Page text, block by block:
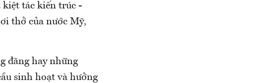
kiệt tác kiến trúc -
thở của nước Mỹ,
đãng hay những
sinh hoạt và hưởng